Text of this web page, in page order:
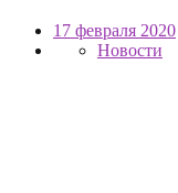
17 февраля 2020
Новости